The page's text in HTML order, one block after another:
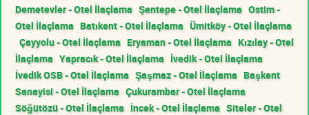
Demetevler - Otel İlaçlama Şentepe - Otel İlaçlama Ostim -
Otel İlaçlama Batıkent - Otel İlaçlama Ümitköy - Otel İlaçlama
Çayyolu - Otel İlaçlama Eryaman - Otel İlaçlama Kızılay - Otel
İlaçlama Yapracık - Otel İlaçlama İvedik - Otel İlaçlama
İvedik OSB - Otel İlaçlama Şaşmaz - Otel İlaçlama Başkent
Sanayisi - Otel İlaçlama Çukurambar - Otel İlaçlama
Söğütözü - Otel İlaçlama İncek - Otel İlaçlama Siteler - Otel